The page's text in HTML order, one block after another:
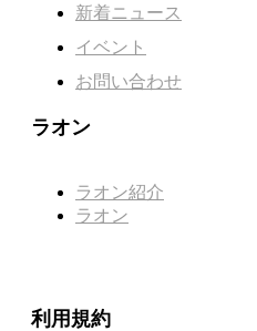
新着ニュース
イベント
お問い合わせ
ラオン
ラオン紹介
ラオン
利用規約